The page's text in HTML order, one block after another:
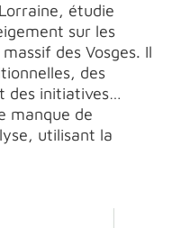
étudie
sur les
des Vosges. Il
des
des initiatives
manque de
utilisant la
de mon